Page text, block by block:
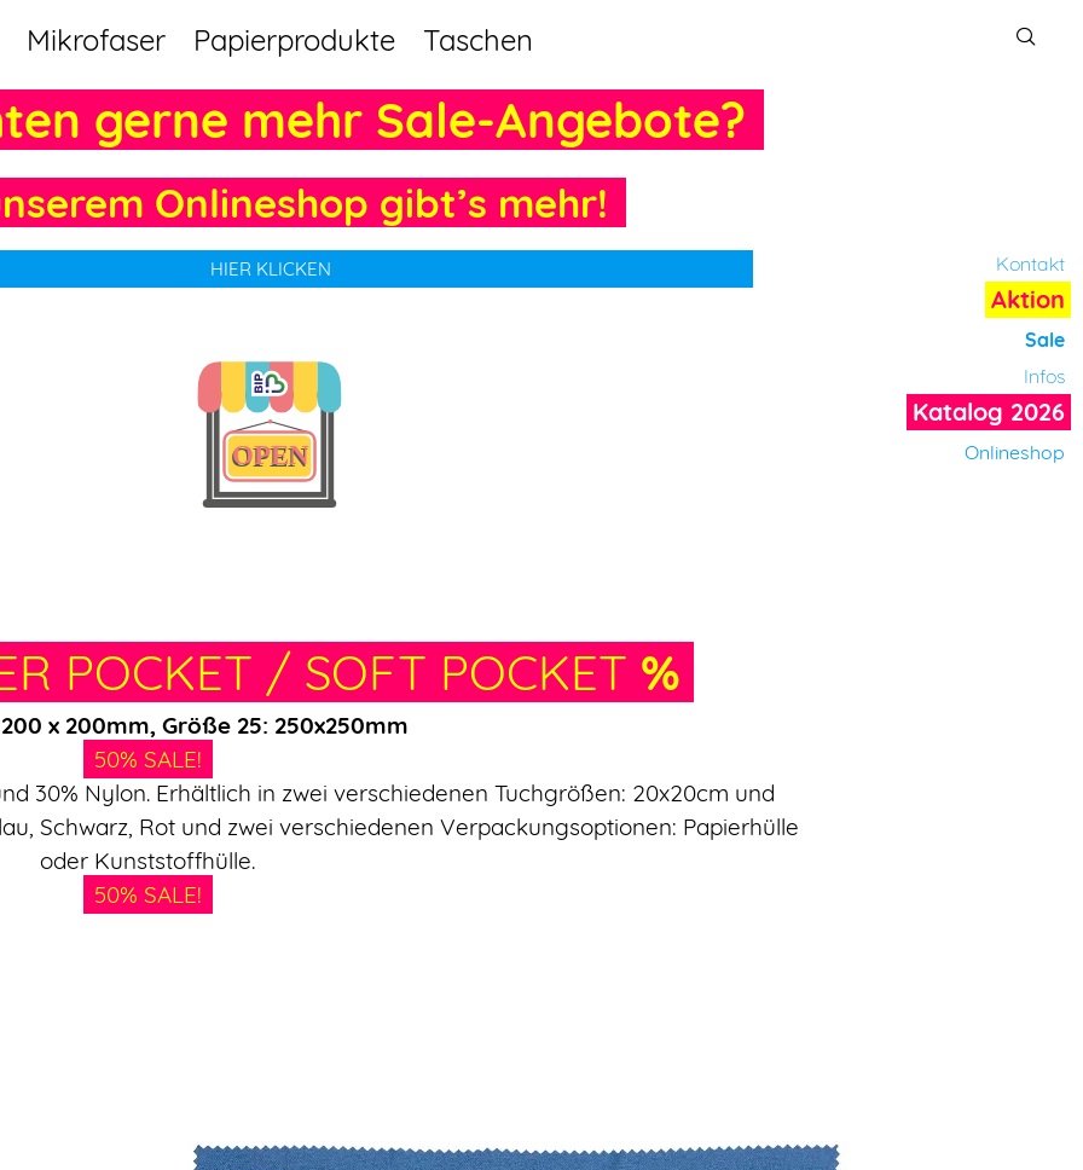
Mikrofaser Papierprodukte Taschen
Kontakt
Aktion
Sale
Infos
Katalog 2026
Onlineshop
gerne mehr Sale-Angebote?
Onlineshop gibt’s mehr!
HIER KLICKEN
POCKET / SOFT POCKET %
x 200mm, Größe 25: 250x250mm
50% SALE!
30% Nylon. Erhältlich in zwei verschiedenen Tuchgrößen: 20x20cm und
Schwarz, Rot und zwei verschiedenen Verpackungsoptionen: Papierhülle
oder Kunststoffhülle.
50% SALE!